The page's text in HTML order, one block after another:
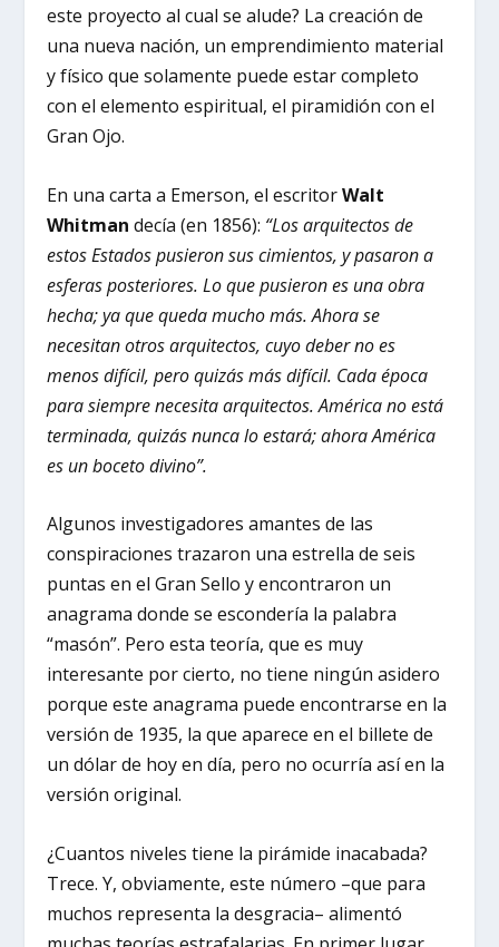
este proyecto al cual se alude? La creación de
una nueva nación, un emprendimiento material
y físico que solamente puede estar completo
con el elemento espiritual, el piramidión con el
Gran Ojo.
En una carta a Emerson, el escritorWalt
Whitman decía (en 1856): “Los arquitectos de
estos Estados pusieron sus cimientos, y pasaron a
esferas posteriores. Lo que pusieron es una obra
hecha; ya que queda mucho más. Ahora se
necesitan otros arquitectos, cuyo deber no es
menos difícil, pero quizás más difícil. Cada época
para siempre necesita arquitectos. América no está
terminada, quizás nunca lo estará; ahora América
es un boceto divino”.
Algunos investigadores amantes de las
conspiraciones trazaron una estrella de seis
puntas en el Gran Sello y encontraron un
anagrama donde se escondería la palabra
“masón”. Pero esta teoría, que es muy
interesante por cierto, no tiene ningún asidero
porque este anagrama puede encontrarse en la
versión de 1935, la que aparece en el billete de
un dólar de hoy en día, pero no ocurría así en la
versión original.
¿Cuantos niveles tiene la pirámide inacabada?
Trece. Y, obviamente, este número –que para
muchos representa la desgracia– alimentó